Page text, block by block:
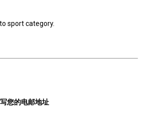
sport category.
您的电邮地址